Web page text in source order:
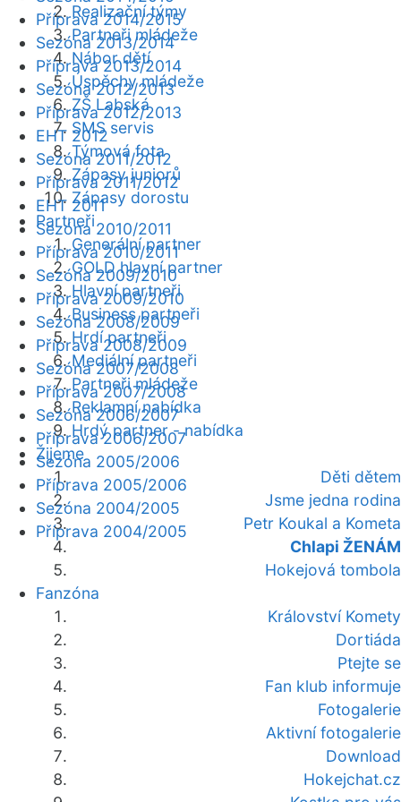
Realizační týmy
Partneři mládeže
Nábor dětí
Úspěchy mládeže
ZŠ Labská
SMS servis
Týmová fota
Zápasy juniorů
Zápasy dorostu
Partneři
Generální partner
GOLD hlavní partner
Hlavní partneři
Business partneři
Hrdí partneři
Mediální partneři
Partneři mládeže
Reklamní nabídka
Hrdý partner - nabídka
Žijeme
Děti dětem
Jsme jedna rodina
Petr Koukal a Kometa
Chlapi ŽENÁM
Hokejová tombola
Fanzóna
Království Komety
Dortiáda
Ptejte se
Fan klub informuje
Fotogalerie
Aktivní fotogalerie
Download
Hokejchat.cz
Příprava 2014/2015
Sezóna 2013/2014
Příprava 2013/2014
Sezóna 2012/2013
Příprava 2012/2013
EHT 2012
Sezóna 2011/2012
Příprava 2011/2012
EHT 2011
Sezóna 2010/2011
Příprava 2010/2011
Sezóna 2009/2010
Příprava 2009/2010
Sezóna 2008/2009
Příprava 2008/2009
Sezóna 2007/2008
Příprava 2007/2008
Sezóna 2006/2007
Příprava 2006/2007
Sezóna 2005/2006
Příprava 2005/2006
Sezóna 2004/2005
Příprava 2004/2005